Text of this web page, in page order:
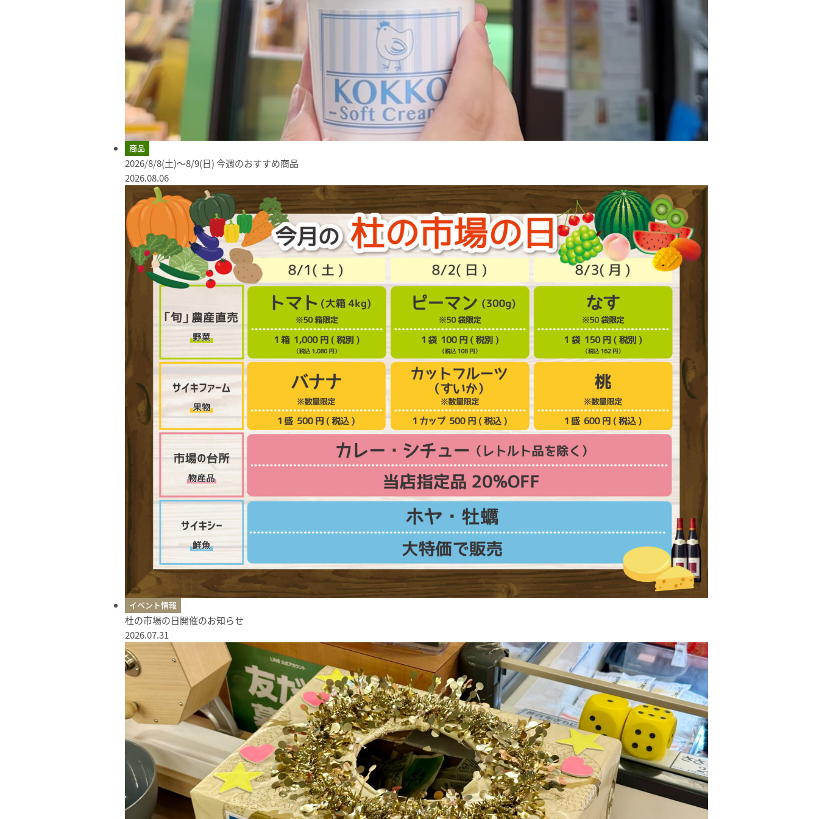
商品
2026/8/8(土)～8/9(日) 今週のおすすめ商品
2026.08.06
イベント情報
杜の市場の日開催のお知らせ
2026.07.31